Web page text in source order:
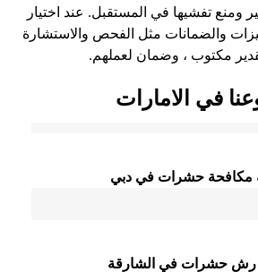
ومنع تفشيها في المستقبل. عند اختيار
والضمانات مثل الفحص والاستشارة
مكتوب ، وضمان لعملهم.
في الامارات
مكافحة حشرات في دبي
حشرات في الشارقة